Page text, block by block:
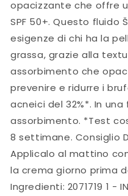
opacizzante che offre
SPF 50+. Questo fluido
esigenze di chi ha la
grassa, grazie alla
assorbimento che
prevenire e ridurre i
acneici del 32%*. In
assorbimento. *Test
8 settimane. Consiglio
Applicalo al mattino
la crema giorno prima
Ingredienti: 2071719 1 -